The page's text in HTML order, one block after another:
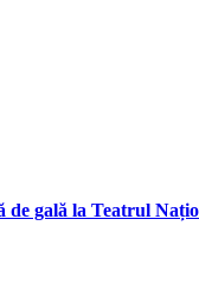
de gală la Teatrul